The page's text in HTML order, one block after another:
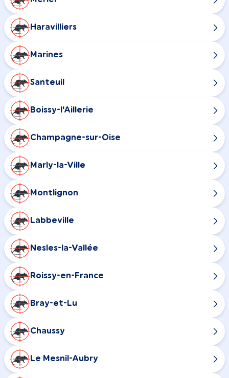
Haravilliers
Marines
Santeuil
Boissy-l'Aillerie
Champagne-sur-Oise
Marly-la-Ville
Montlignon
Labbeville
Nesles-la-Vallée
Roissy-en-France
Bray-et-Lu
Chaussy
Le Mesnil-Aubry